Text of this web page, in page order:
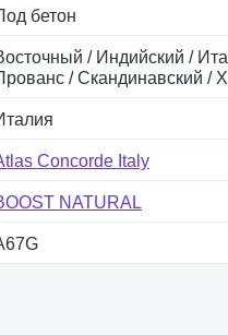
бетон
/ Индийский /
/ Скандинавский /
Concorde Italy
NATURAL